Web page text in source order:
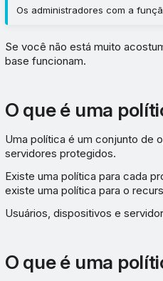
Os administradores com a
Se você não está muito
base funcionam.
O que é uma
Uma política é um conjunto de
servidores protegidos.
Existe uma política para cada
existe uma política para o
Usuários, dispositivos e
O que é uma